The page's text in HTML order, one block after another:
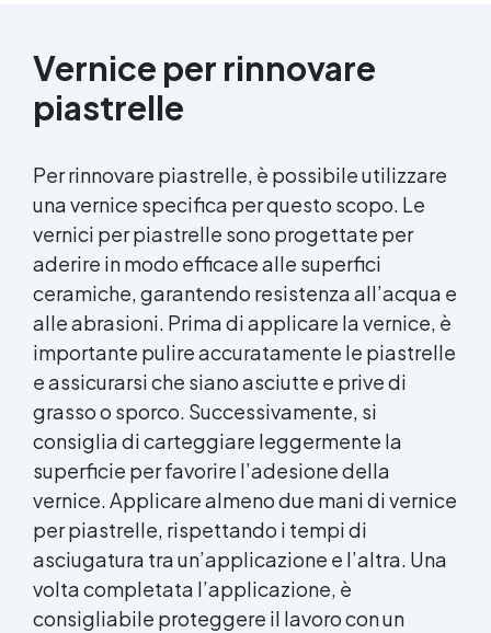
Vernice per rinnovare
piastrelle
Per rinnovare piastrelle, è possibile utilizzare
una vernice specifica per questo scopo. Le
vernici per piastrelle sono progettate per
aderire in modo efficace alle superfici
ceramiche, garantendo resistenza all’acqua e
alle abrasioni. Prima di applicare la vernice, è
importante pulire accuratamente le piastrelle
e assicurarsi che siano asciutte e prive di
grasso o sporco. Successivamente, si
consiglia di carteggiare leggermente la
superficie per favorire l’adesione della
vernice. Applicare almeno due mani divernice
per piastrelle, rispettando i tempi di
asciugatura tra un’applicazione e l’altra. Una
volta completata l’applicazione, è
consigliabile proteggere il lavoro con un